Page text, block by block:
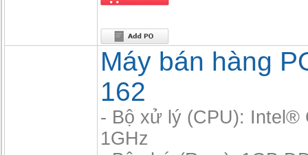
Máy bán hàng
162
- Bộ xử lý (CPU): Intel®
1GHz